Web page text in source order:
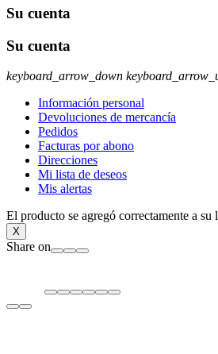
Su cuenta
Su cuenta
keyboard_arrow_down
Información personal
Devoluciones de mercancía
Pedidos
Facturas por abono
Direcciones
Mi lista de deseos
Mis alertas
El producto se agregó correctamente a su
X
Share on